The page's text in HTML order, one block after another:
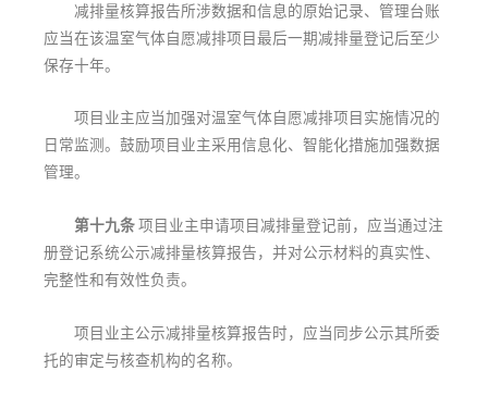
减排量核算报告所涉数据和信息的原始记录、管理台账
应当在该温室气体自愿减排项目最后一期减排量登记后至少
保存十年。
项目业主应当加强对温室气体自愿减排项目实施情况的
日常监测。鼓励项目业主采用信息化、智能化措施加强数据
管理。
第十九条项目业主申请项目减排量登记前，应当通过注
册登记系统公示减排量核算报告，并对公示材料的真实性、
完整性和有效性负责。
项目业主公示减排量核算报告时，应当同步公示其所委
托的审定与核查机构的名称。